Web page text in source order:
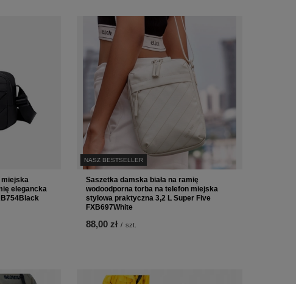
miejska
elegancka
NASZ BESTSELLER
Saszetka damska biała na ramię
wodoodporna torba na telefon miejska
stylowa praktyczna 3,2 L Super Five
FXB697White
88,00 zł / szt.